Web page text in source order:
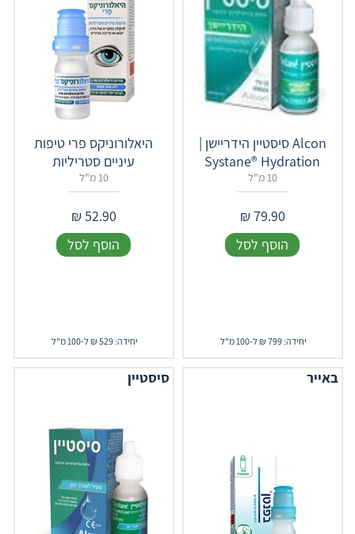
Alcon סיסטיין הידריישן |
Systane® Hydration
10 מ"ל
79.90
₪
הוסף לסל
יחידה: 799 ₪ ל-100 מ"ל
היאלורוניקס פרי טיפות
עיניים סטריליות
10 מ"ל
52.90
₪
הוסף לסל
יחידה: 529 ₪ ל-100 מ"ל
באייר סיסטיין